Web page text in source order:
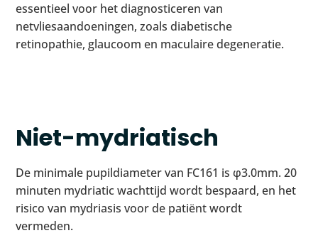
essentieel voor het diagnosticeren van
netvliesaandoeningen, zoals diabetische
retinopathie, glaucoom en maculaire degeneratie.
Niet-mydriatisch
De minimale pupildiameter van FC161 is φ3.0mm. 20
minuten mydriatic wachttijd wordt bespaard, en het
risico van mydriasis voor de patiënt wordt
vermeden.